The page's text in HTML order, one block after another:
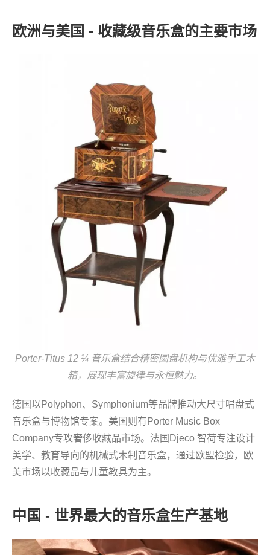
欧洲与美国 - 收藏级音乐盒的主要市场
Porter-Titus 12 ¼ 音乐盒结合精密圆盘机构与优雅手工木
箱，展现丰富旋律与永恒魅力。
德国以Polyphon、Symphonium等品牌推动大尺寸唱盘式
音乐盒与博物馆专案。美国则有Porter Music Box
Company专攻奢侈收藏品市场。法国Djeco 智荷专注设计
美学、教育导向的机械式木制音乐盒，通过欧盟检验，欧
美市场以收藏品与儿童教具为主。
中国 - 世界最大的音乐盒生产基地